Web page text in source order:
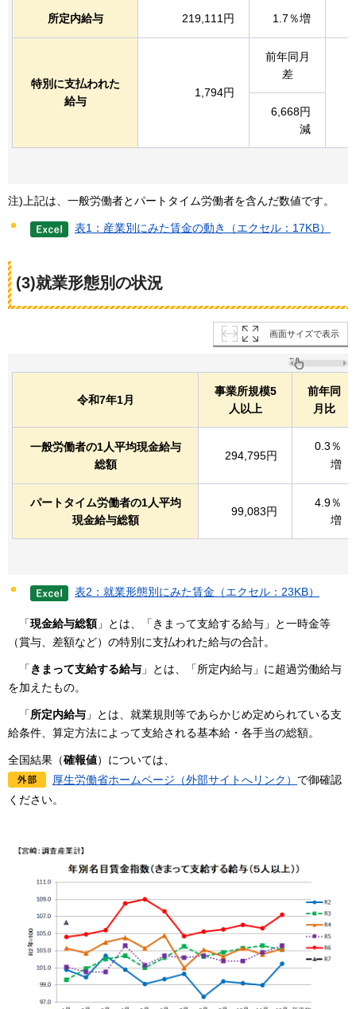
所定内給与 219,111円 1.7％増
特別に支払われた
給与
1,794円
前年同月
差
6,668円
減
注)上記は、一般労働者とパートタイム労働者を含んだ数値です。
表1：産業別にみた賃金の動き（エクセル：17KB）
(3)就業形態別の状況
画面サイズで表示
令和7年1月
事業所規模5
人以上
前年同
月比
一般労働者の1人平均現金給与
総額
294,795円
0.3％
増
パートタイム労働者の1人平均
現金給与総額
99,083円
4.9％
増
表2：就業形態別にみた賃金（エクセル：23KB）
「現金給与総額」とは、「きまって支給する給与」と一時金等
（賞与、差額など）の特別に支払われた給与の合計。
「 きまって支給する給与 」とは、「所定内給与」に超過労働給与
を加えたもの。
「所定内給与 」とは、就業規則等であらかじめ定められている支
給条件、算定方法によって支給される基本給・各手当の総額。
全国結果（確報値）については、
厚生労働省ホームページ（外部サイトへリンク） で御確認
ください。